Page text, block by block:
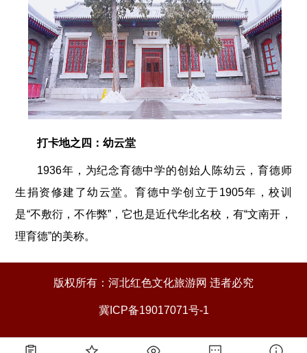
打卡地之四：幼云堂
1936年，为纪念育德中学的创始人陈幼云，育德师
生捐资修建了幼云堂。育德中学创立于1905年，校训
是“不敷衍，不作弊”，它也是近代华北名校，有“文南开，
理育德”的美称。
版权所有：河北红色文化旅游网 违者必究
冀ICP备19017071号-1